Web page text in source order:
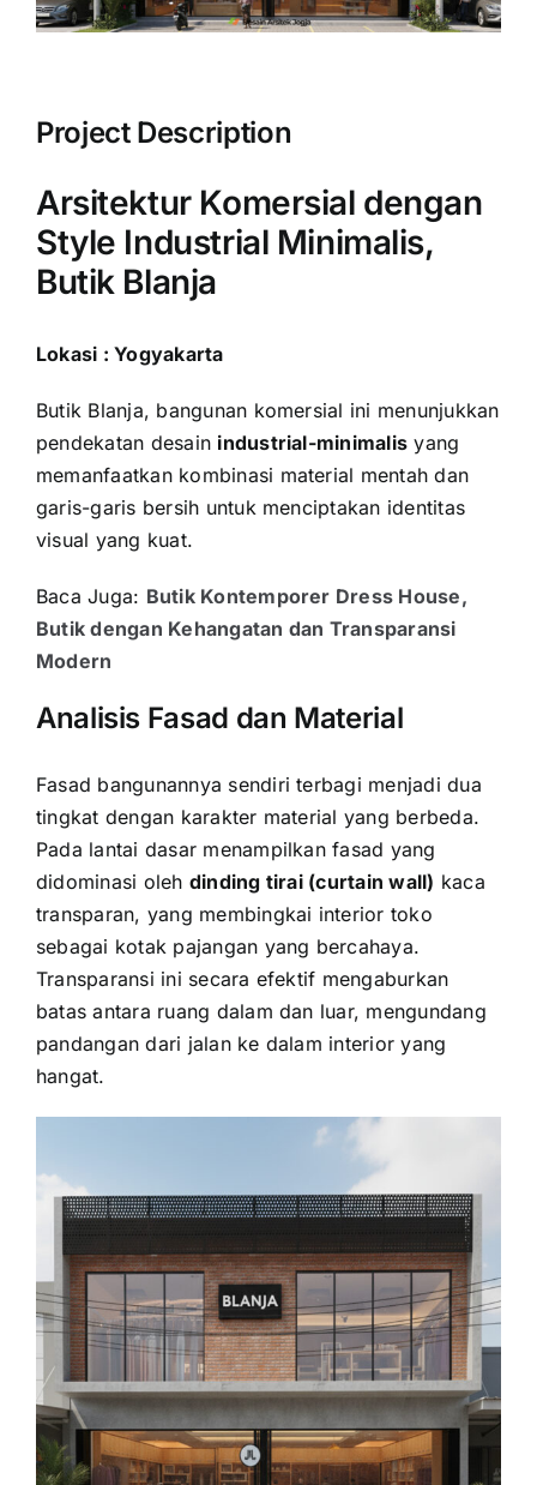
Project Description
Arsitektur Komersial dengan
Style Industrial Minimalis,
Butik Blanja
Lokasi : Yogyakarta
Butik Blanja, bangunan komersial ini menunjukkan
pendekatan desain industrial-minimalis yang
memanfaatkan kombinasi material mentah dan
garis-garis bersih untuk menciptakan identitas
visual yang kuat.
Baca Juga: Butik Kontemporer Dress House,
Butik dengan Kehangatan dan Transparansi
Modern
Analisis Fasad dan Material
Fasad bangunannya sendiri terbagi menjadi dua
tingkat dengan karakter material yang berbeda.
Pada lantai dasar menampilkan fasad yang
didominasi oleh dinding tirai (curtain wall) kaca
transparan, yang membingkai interior toko
sebagai kotak pajangan yang bercahaya.
Transparansi ini secara efektif mengaburkan
batas antara ruang dalam dan luar, mengundang
pandangan dari jalan ke dalam interior yang
hangat.